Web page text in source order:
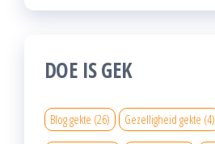
DOE IS GEK
Blog gekte (26) Gezelligheid gekte (4)